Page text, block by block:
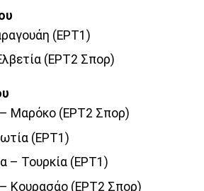
(ΕΡΤ1)
(ΕΡΤ2 Σπορ)
– Μαρόκο (ΕΡΤ2 Σπορ)
(ΕΡΤ1)
– Τουρκία (ΕΡΤ1)
– Κουρασάο (ΕΡΤ2 Σπορ)